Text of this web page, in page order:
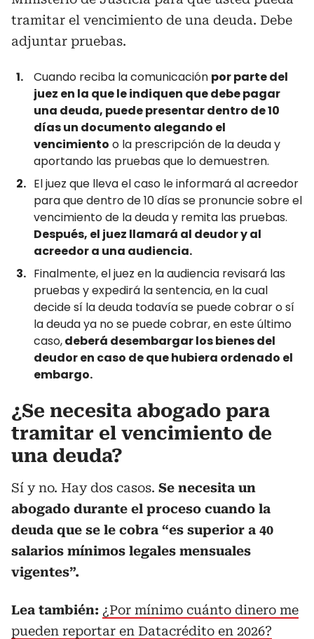
tramitar el vencimiento de una deuda. Debe
adjuntar pruebas.
Cuando reciba la comunicación por parte del
juez en la que le indiquen que debe pagar
una deuda, puede presentar dentro de 10
días un documento alegando el
vencimiento o la prescripción de la deuda y
aportando las pruebas que lo demuestren.
El juez que lleva el caso le informará al acreedor
para que dentro de 10 días se pronuncie sobre el
vencimiento de la deuda y remita las pruebas.
Después, el juez llamará al deudor y al
acreedor a una audiencia.
Finalmente, el juez en la audiencia revisará las
pruebas y expedirá la sentencia, en la cual
decide sí la deuda todavía se puede cobrar o sí
la deuda ya no se puede cobrar, en este último
caso,deberá desembargar los bienes del
deudor en caso de que hubiera ordenado el
embargo.
¿Se necesita abogado para
tramitar el vencimiento de
una deuda?
Sí y no. Hay dos casos. Se necesita un
abogado durante el proceso cuando la
deuda que se le cobra “es superior a 40
salarios mínimos legales mensuales
vigentes”.
Lea también: ¿Por mínimo cuánto dinero me
pueden reportar en Datacrédito en 2026?